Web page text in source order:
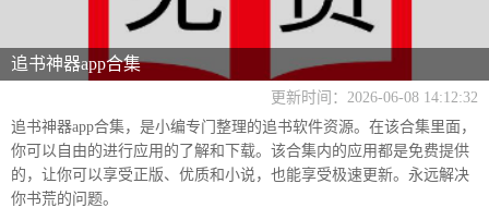
追书神器app合集
更新时间：2026-06-08 14:12:32
追书神器app合集，是小编专门整理的追书软件资源。在该合集里面，
你可以自由的进行应用的了解和下载。该合集内的应用都是免费提供
的，让你可以享受正版、优质和小说，也能享受极速更新。永远解决
你书荒的问题。